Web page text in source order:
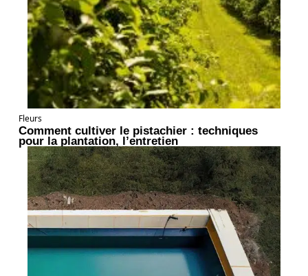
Fleurs
Comment cultiver le pistachier : techniques
pour la plantation, l’entretien